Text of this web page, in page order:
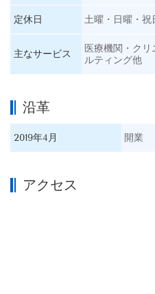
定休日 土曜・日曜・祝
主なサービス
医療機関・ク
ルティング他
沿革
2019年4月 開業
アクセス